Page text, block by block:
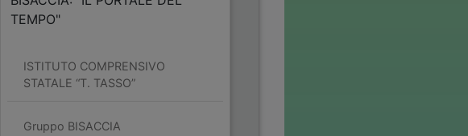
TEMPO"
ISTITUTO COMPRENSIVO
STATALE “T. TASSO”
Gruppo BISACCIA